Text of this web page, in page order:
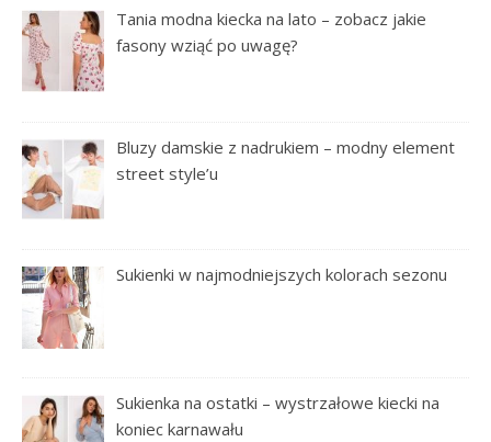
Tania modna kiecka na lato – zobacz jakie
fasony wziąć po uwagę?
Bluzy damskie z nadrukiem – modny element
street style’u
Sukienki w najmodniejszych kolorach sezonu
Sukienka na ostatki – wystrzałowe kiecki na
koniec karnawału